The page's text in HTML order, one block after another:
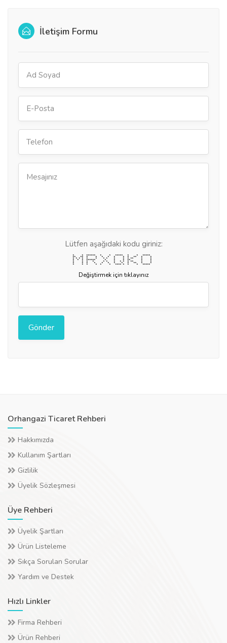
İletişim Formu
Lütfen aşağıdaki kodu giriniz:
* * ****** * * ***** * * *****
** ** * * * * * * * ** * *
* * * * * * * * * * * ** * *
* * * ****** * * * ** * *
* * * * * * * * * * ** * *
* * * * * * * * * ** * *
* * * * * * **** * * * *****
Değiştirmek için tıklayınız
Orhangazi Ticaret Rehberi
Hakkımızda
Kullanım Şartları
Gizlilik
Üyelik Sözleşmesi
Üye Rehberi
Üyelik Şartları
Ürün Listeleme
Sıkça Sorulan Sorular
Yardım ve Destek
Hızlı Linkler
Firma Rehberi
Ürün Rehberi